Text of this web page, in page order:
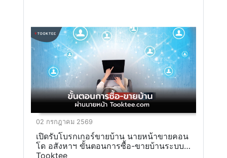
02 กรกฎาคม 2569
เปิดรับโบรกเกอร์ขายบ้าน นายหน้าขายคอน
โด อสังหาฯ ขั้นตอนการซื้อ-ขายบ้านระบบ
Tooktee